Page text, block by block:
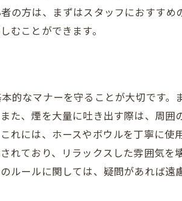
の方は、まずはスタッフにおすす
むことができます。
的なマナーを守ることが大切です
た、煙を大量に吐き出す際は、周囲
れには、ホースやボウルを丁寧に
れており、リラックスした雰囲気
ルールに関しては、疑問があれば